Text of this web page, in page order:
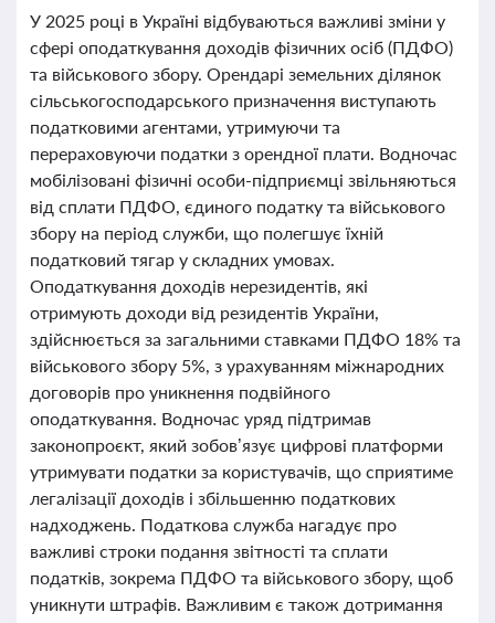
У 2025 році в Україні відбуваються важливі зміни у
сфері оподаткування доходів фізичних осіб (ПДФО)
та військового збору. Орендарі земельних ділянок
сільськогосподарського призначення виступають
податковими агентами, утримуючи та
перераховуючи податки з орендної плати. Водночас
мобілізовані фізичні особи-підприємці звільняються
від сплати ПДФО, єдиного податку та військового
збору на період служби, що полегшує їхній
податковий тягар у складних умовах.
Оподаткування доходів нерезидентів, які
отримують доходи від резидентів України,
здійснюється за загальними ставками ПДФО 18% та
військового збору 5%, з урахуванням міжнародних
договорів про уникнення подвійного
оподаткування. Водночас уряд підтримав
законопроєкт, який зобов’язує цифрові платформи
утримувати податки за користувачів, що сприятиме
легалізації доходів і збільшенню податкових
надходжень. Податкова служба нагадує про
важливі строки подання звітності та сплати
податків, зокрема ПДФО та військового збору, щоб
уникнути штрафів. Важливим є також дотримання